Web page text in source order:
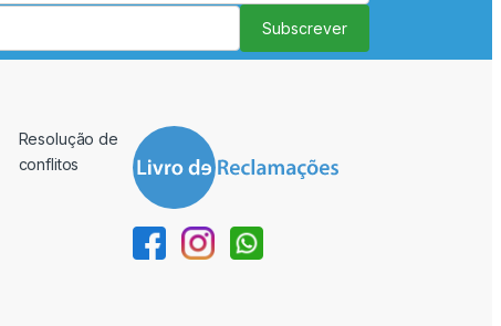
Subscrever
Resolução de
conflitos